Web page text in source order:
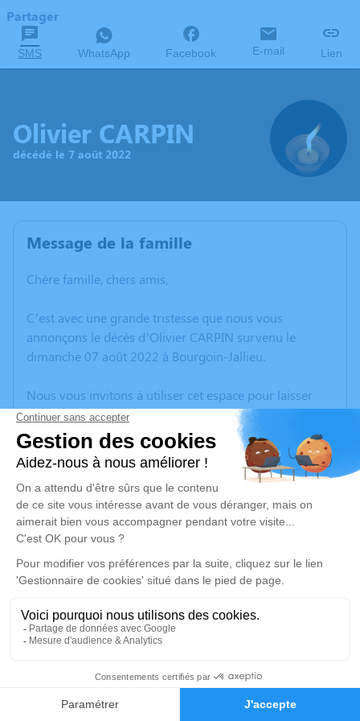
Faire-part Hommages
Partager
SMS WhatsApp Facebook E-mail Lien
Olivier CARPIN
décédé le 7 août 2022
Message de la famille
Chère famille, chers amis,
C’est avec une grande tristesse que nous vous
annonçons le décès d’Olivier CARPIN survenu le
dimanche 07 août 2022 à Bourgoin-Jallieu.
Nous vous invitons à utiliser cet espace pour laisser
vos condoléances, partager des photos souvenirs, une
anecdote ou exprimer vos pensées à travers des
poèmes ou des textes. Cet endroit est un lieu
d'expression dédié à honorer la mémoire d’Olivier
CARPIN.
Un service de plantation d’arbre hommage est
disponible ici.
Je rends hommage
Cérémonie
salle boudrier
38300 Bourgoin Jallieu